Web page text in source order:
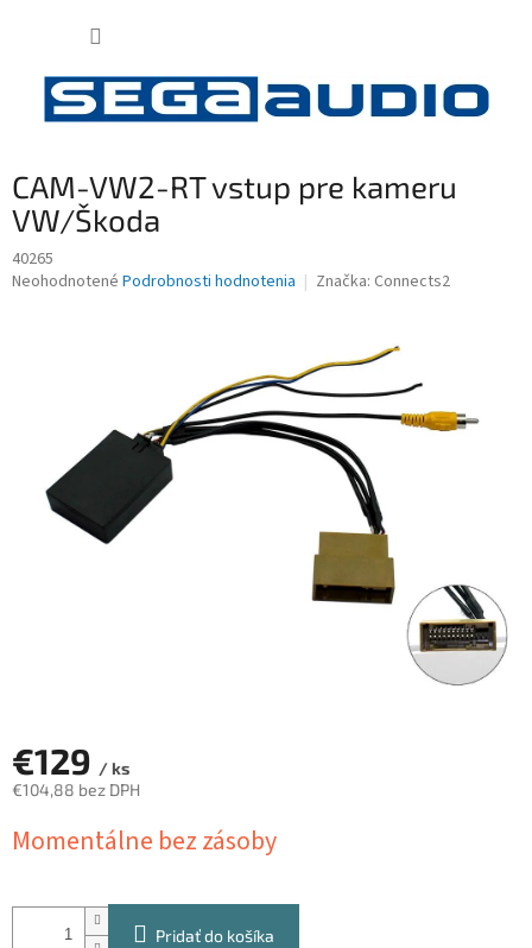
CAM-VW2-RT vstup pre kameru
VW/Škoda
40265
Priemerné
Neohodnotené Podrobnosti hodnotenia Značka: Connects2
€129 / ks
€104,88 bez DPH
cena:
Momentálne bez zásoby
Pridať do košíka